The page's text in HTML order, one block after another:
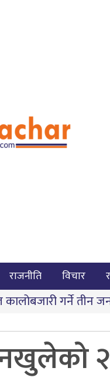
राजनीति विचार
जना पक्राउ|
नखुलेको